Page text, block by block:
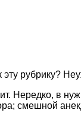
рубрику?
Нередко, в
смешной